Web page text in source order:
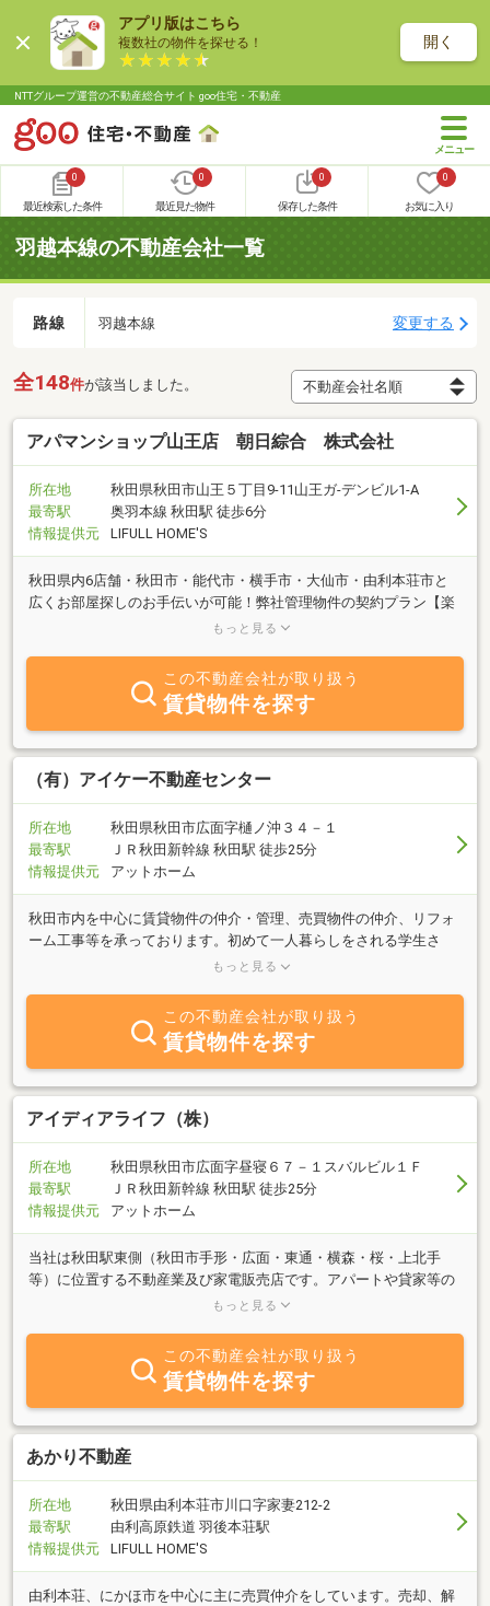
アプリ版はこちら
複数社の物件を探せる！ 開く
NTTグループ運営の不動産総合サイト goo住宅・不動産
0
最近検索した条件
0
最近見た物件
0
保存した条件
0
お気に入り
羽越本線の不動産会社一覧
路線 羽越本線 変更する
全148件が該当しました。
アパマンショップ山王店 朝日綜合 株式会社
所在地
秋田県秋田市山王５丁目9-11山王ガ-デンビル1-A
最寄駅
奥羽本線 秋田駅 徒歩6分
情報提供元
LIFULL HOME'S
秋田県内6店舗・秋田市・能代市・横手市・大仙市・由利本荘市と
広くお部屋探しのお手伝いが可能！弊社管理物件の契約プラン【楽
賃サポート】で初期費用も抑えられます。豊富な物件量でお客様を
もっと見る
この不動産会社が取り扱う
賃貸物件を探す
（有）アイケー不動産センター
所在地
秋田県秋田市広面字樋ノ沖３４－１
最寄駅
ＪＲ秋田新幹線 秋田駅 徒歩25分
情報提供元
アットホーム
秋田市内を中心に賃貸物件の仲介・管理、売買物件の仲介、リフォ
ーム工事等を承っております。初めて一人暮らしをされる学生さ
ん、県外から転居される予定の方々にも下宿・１Ｋから貸家まで豊
ご連絡いただければご案内可能。繁忙期は休まず営業しておりま
す。「売りたい」「買いたい」はもちろん、不動産についてのご相
談もお気軽に当社までお問い合わせ下さい。
もっと見る
この不動産会社が取り扱う
賃貸物件を探す
アイディアライフ（株）
所在地
秋田県秋田市広面字昼寝６７－１スバルビル１Ｆ
最寄駅
ＪＲ秋田新幹線 秋田駅 徒歩25分
情報提供元
アットホーム
当社は秋田駅東側（秋田市手形・広面・東通・横森・桜・上北手
等）に位置する不動産業及び家電販売店です。アパートや貸家等の
賃貸、土地・建物の売買・仲介はもちろん、住宅や住宅まわりのご
けのアパート物件も多数紹介させていただいております。是非お気
軽にお問い合わせくださいませ。
もっと見る
この不動産会社が取り扱う
賃貸物件を探す
あかり不動産
所在地
秋田県由利本荘市川口字家妻212-2
最寄駅
由利高原鉄道 羽後本荘駅
情報提供元
LIFULL HOME'S
由利本荘、にかほ市を中心に主に売買仲介をしています。売却、解